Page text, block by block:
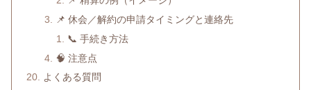
📌 休会／解約の申請タイミングと連絡先
📞 手続き方法
🧠 注意点
よくある質問